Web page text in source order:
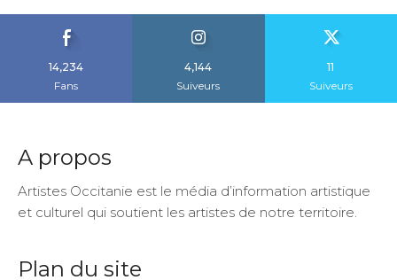
14,234
Fans
4,144
Suiveurs
11
Suiveurs
A propos
Artistes Occitanie est le média d’information artistique
et culturel qui soutient les artistes de notre territoire.
Plan du site